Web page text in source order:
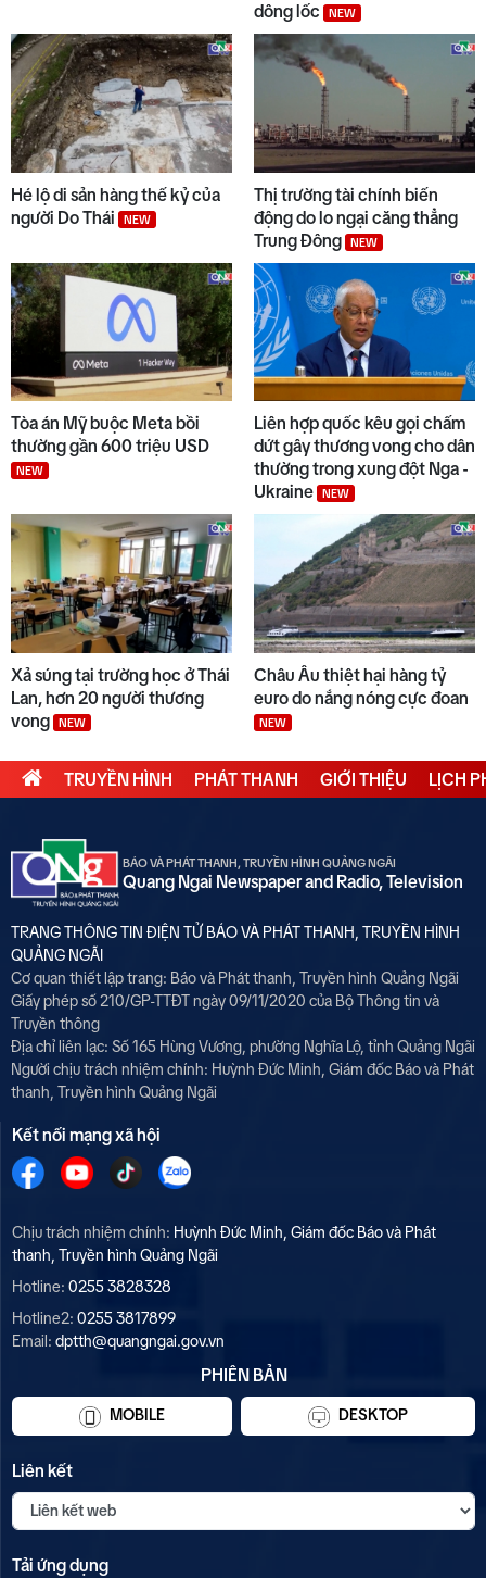
8
Thế giới trưa 07/8
9
Thời sự sáng 07/8/2026
10
Nga và Ukraine mở nhiều đợt
tấn công mới
dông lốc
NEW
Hé lộ di sản hàng thế kỷ của
người Do Thái
NEW
Thị trường tài chính biến
động do lo ngại căng thẳng
Trung Đông
NEW
Tòa án Mỹ buộc Meta bồi
thường gần 600 triệu USD
NEW
Liên hợp quốc kêu gọi chấm
dứt gây thương vong cho dân
thường trong xung đột Nga -
Ukraine
NEW
Xả súng tại trường học ở Thái
Lan, hơn 20 người thương
vong
NEW
Châu Âu thiệt hại hàng tỷ
euro do nắng nóng cực đoan
NEW
TRUYỀN HÌNH PHÁT THANH GIỚI THIỆU LỊCH
BÁO VÀ PHÁT THANH, TRUYỀN HÌNH QUẢNG NGÃI
Quang Ngai Newspaper and Radio, Television
TRANG THÔNG TIN ĐIỆN TỬ BÁO VÀ PHÁT THANH, TRUYỀN HÌNH
QUẢNG NGÃI
Cơ quan thiết lập trang: Báo và Phát thanh, Truyền hình Quảng Ngãi
Giấy phép số 210/GP-TTĐT ngày 09/11/2020 của Bộ Thông tin và
Truyền thông
Địa chỉ liên lạc: Số 165 Hùng Vương, phường Nghĩa Lộ, tỉnh Quảng Ngãi
Người chịu trách nhiệm chính: Huỳnh Đức Minh, Giám đốc Báo và Phát
thanh, Truyền hình Quảng Ngãi
Kết nối mạng xã hội
Chịu trách nhiệm chính: Huỳnh Đức Minh, Giám đốc Báo và Phát
thanh, Truyền hình Quảng Ngãi
Hotline: 0255 3828328
Hotline2: 0255 3817899
Email: dptth@quangngai.gov.vn
PHIÊN BẢN
MOBILE DESKTOP
Liên kết
Tải ứng dụng